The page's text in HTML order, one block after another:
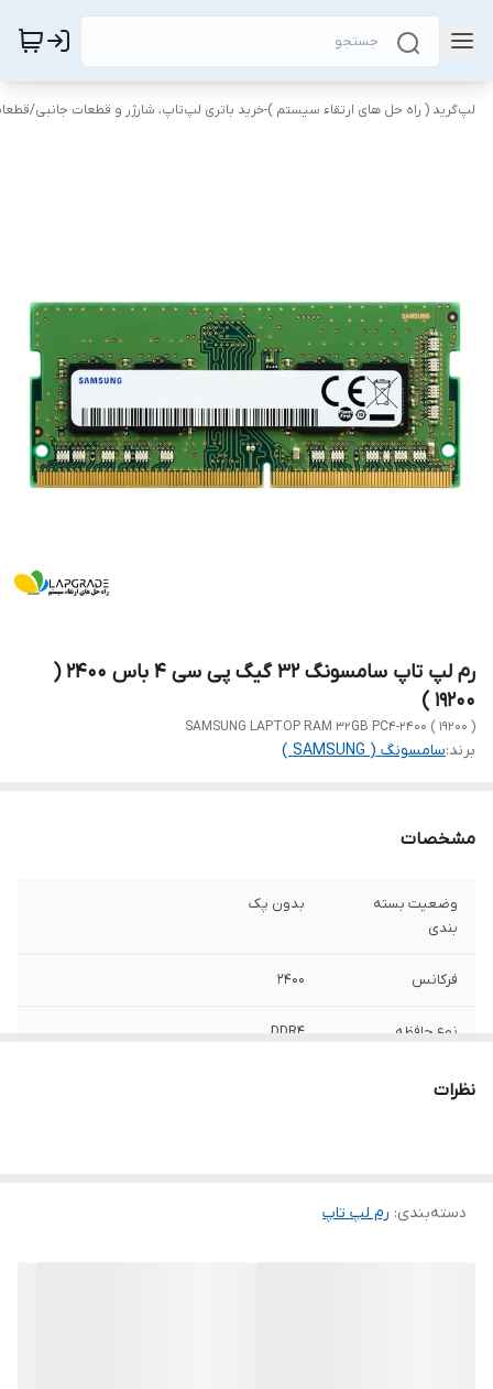
لپ‌گرید ( راه‌ حل های ارتقاء سیستم )-خرید باتری لپ‌تاپ، شارژر و قطعات جانبی/
رم لپ تاپ سامسونگ 32 گیگ پی سی 4 باس 2400 (
19200 )
SAMSUNG LAPTOP RAM 32GB PC4-2400 ( 19200 )
برند:سامسونگ ( SAMSUNG )
مشخصات
وضعیت بسته
بندی
بدون پک
فرکانس 2400
نوع حافظه DDR4
ظرفیت کلینظرات
دسته‌بندی: رم لپ‌ تاپ